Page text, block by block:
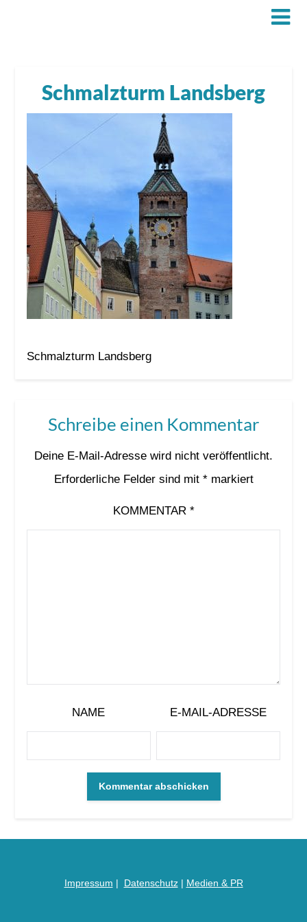
Schmalzturm Landsberg
Schmalzturm Landsberg
Schreibe einen Kommentar
Deine E-Mail-Adresse wird nicht veröffentlicht.
Erforderliche Felder sind mit *markiert
KOMMENTAR *
NAME E-MAIL-ADRESSE
Impressum | Datenschutz| Medien & PR